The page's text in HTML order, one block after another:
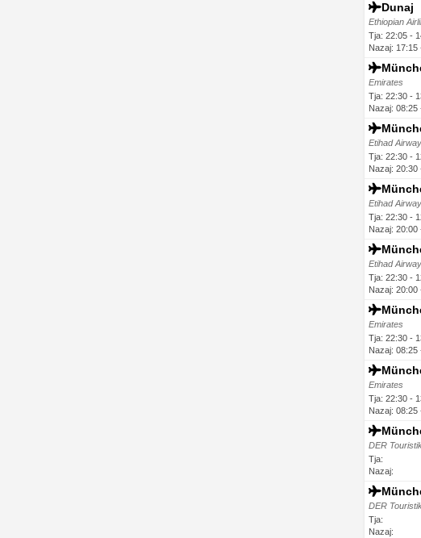
Dunaj
Ethiopian
Tja: 22:05 -
Nazaj: 17:15
Emirates
Tja: 22:30 -
Nazaj: 08:25
Etihad
Tja: 22:30 -
Nazaj: 20:30
Etihad
Tja: 22:30 -
Nazaj: 20:00
Etihad
Tja: 22:30 -
Nazaj: 20:00
Emirates
Tja: 22:30 -
Nazaj: 08:25
Emirates
Tja: 22:30 -
Nazaj: 08:25
DER
Tja:
Nazaj:
DER
Tja:
Nazaj: